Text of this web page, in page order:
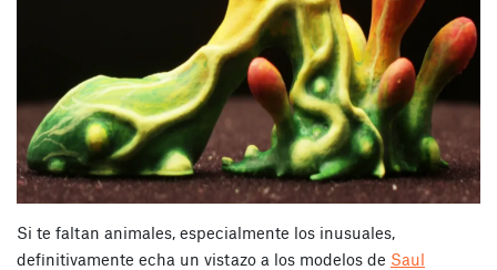
Si te faltan animales, especialmente los inusuales,
definitivamente echa un vistazo a los modelos de Saul